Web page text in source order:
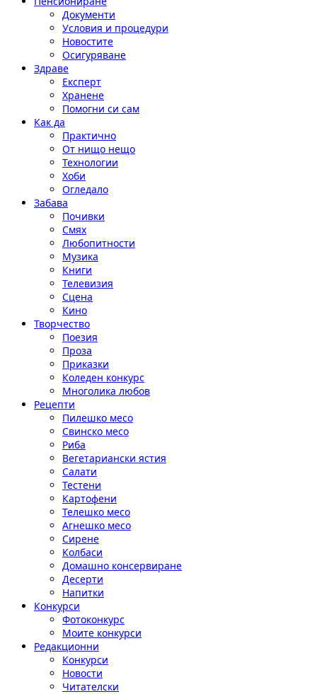
Документи
Условия и процедури
Новостите
Осигуряване
Здраве
Експерт
Хранене
Помогни си сам
Как да
Практично
От нищо нещо
Технологии
Хоби
Огледало
Забава
Почивки
Смях
Любопитности
Музика
Книги
Телевизия
Сцена
Кино
Творчество
Поезия
Проза
Приказки
Коледен конкурс
Многолика любов
Рецепти
Пилешко месо
Свинско месо
Риба
Вегетариански ястия
Салати
Тестени
Картофени
Телешко месо
Агнешко месо
Сирене
Колбаси
Домашно консервиране
Десерти
Напитки
Конкурси
Фотоконкурс
Моите конкурси
Редакционни
Конкурси
Новости
Читателски